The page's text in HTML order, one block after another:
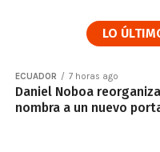
LO
ECUADOR 7 horas ago
Daniel Noboa
nombra a un nuevo